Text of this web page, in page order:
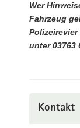
Wer
Fahrzeug
unter 03763
Kontakt